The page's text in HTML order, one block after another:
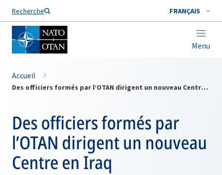
Recherche FRANÇAIS
Menu
Nom de famille*
Accueil
Des officiers formés par l’OTAN dirigent un nouveau Centre en Iraq
Des officiers formés par
l’OTAN dirigent un nouveau
Centre en Iraq